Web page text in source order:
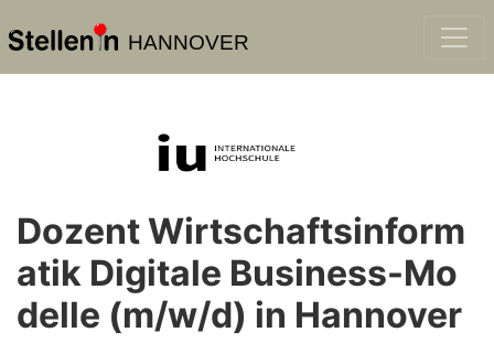
HANNOVER
Dozent Wirtschaftsinform
atik Digitale Business-Mo
delle (m/w/d) in Hannover